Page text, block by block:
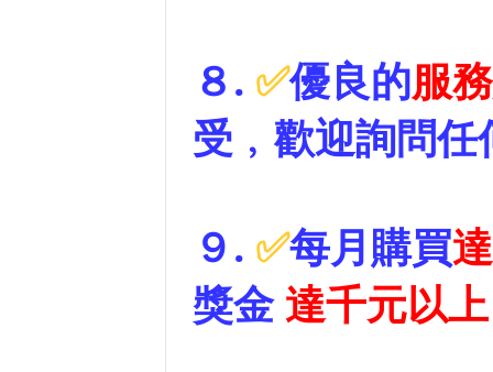
８. ✅優良的服
受﹐歡迎詢問
９. ✅每月購買
獎金 達千元以